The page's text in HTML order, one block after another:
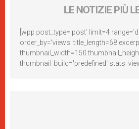
LE NOTIZIE PIÙ
[wpp post_type='post' limit=4
order_by='views' title_length=68
thumbnail_width=150
thumbnail_build='predefined'